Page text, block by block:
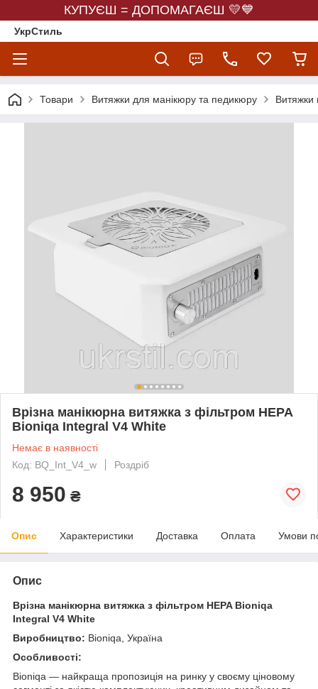
КУПУЄШ = ДОПОМАГАЄШ 💛💙
УкрСтиль
Товари Витяжки для манікюру та педикюру Витяжки
Врізна манікюрна витяжка з фільтром HEPA
Bioniqa Integral V4 White
Немає в наявності
Код: BQ_Int_V4_w
Роздріб
8 950 ₴
Опис Характеристики Доставка Оплата Умови
Опис
Врізна манікюрна витяжка з фільтром HEPA Bioniqa
Integral V4 White
Виробництво: Bioniqa, Україна
Особливості:
Bioniqa — найкраща пропозиція на ринку у своєму ціновому